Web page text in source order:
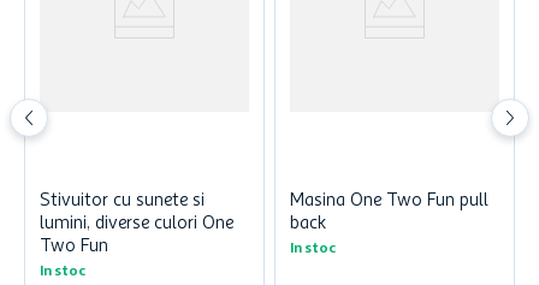
Stivuitor cu sunete si
lumini, diverse culori One
Two Fun
In stoc
Masina One Two Fun pull
back
In stoc